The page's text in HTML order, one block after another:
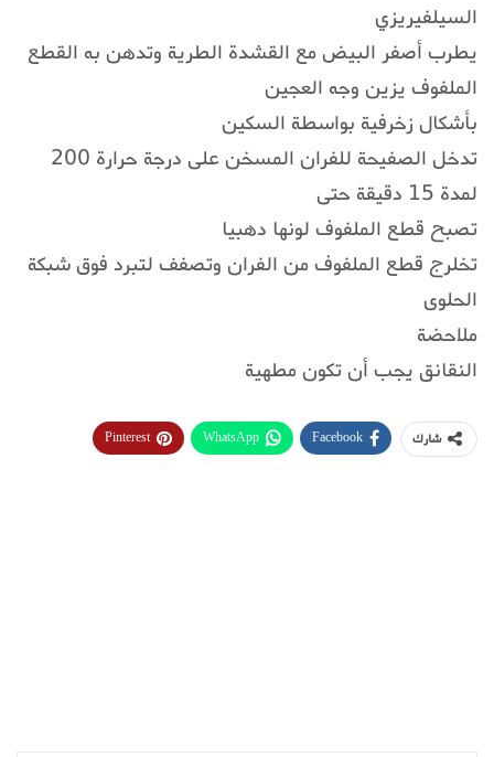
السيلفيريزي
يطرب أصفر البيض مع القشدة الطرية وتدهن به القطع
الملفوف يزين وجه العجين
بأشكال زخرفية بواسطة السكين
تدخل الصفيحة للفران المسخن على درجة حرارة 200
لمدة 15 دقيقة حتى
تصبح قطع الملفوف لونها دهبيا
تخلرج قطع الملفوف من الفران وتصفف لتبرد فوق شبكة
الحلوى
ملاحضة
النقانق يجب أن تكون مطهية
شارك Facebook
WhatsApp
Pinterest